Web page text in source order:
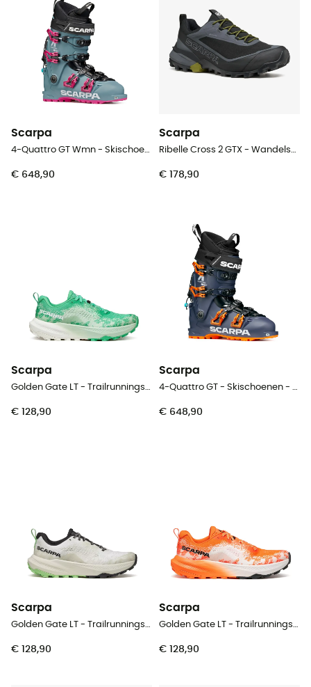
Scarpa
4-Quattro GT Wmn - Skischoenen - Dames
€ 648,90
Scarpa
Ribelle Cross 2 GTX - Wandelschoenen - Heren
€ 178,90
Scarpa
Golden Gate LT - Trailrunningschoenen - Dames
€ 128,90
Scarpa
4-Quattro GT - Skischoenen - Heren
€ 648,90
Scarpa
Golden Gate LT - Trailrunningschoenen - Dames
€ 128,90
Scarpa
Golden Gate LT - Trailrunningschoenen - Heren
€ 128,90